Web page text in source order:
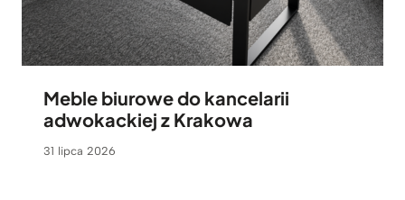
Meble biurowe do kancelarii
adwokackiej z Krakowa
31 lipca 2026